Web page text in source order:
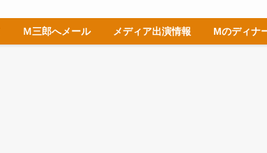
Ｍ三郎へメール メディア出演情報 Mのディナ